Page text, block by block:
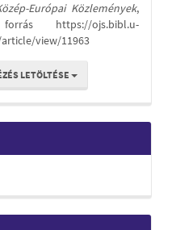
Európai Közlemények,
https://ojs.bibl.u-
view/11963
LETÖLTÉSE